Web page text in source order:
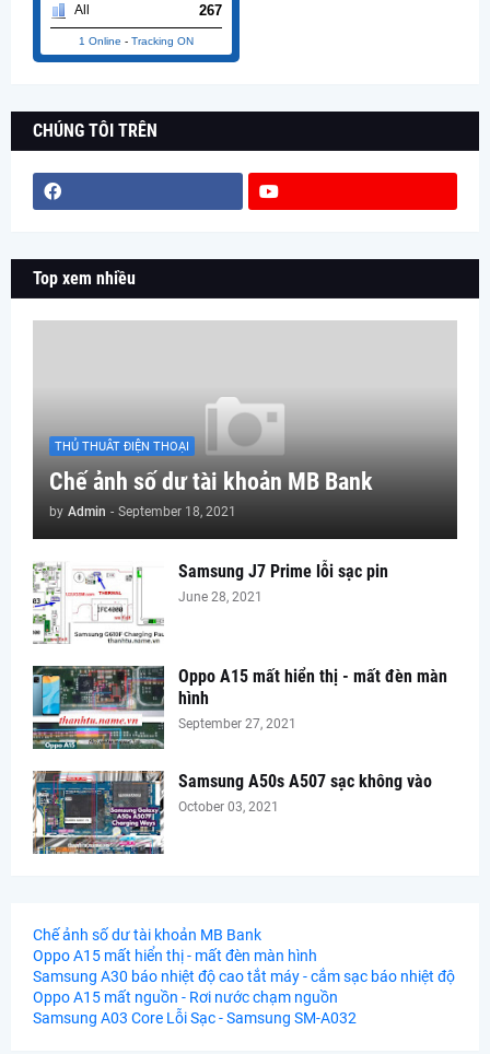
All 267
1 Online - Tracking ON
CHÚNG TÔI TRÊN
Top xem nhiều
THỦ THUÂT ĐIỆN THOẠI
Chế ảnh số dư tài khoản MB Bank
by Admin - September 18, 2021
Samsung J7 Prime lỗi sạc pin
June 28, 2021
Oppo A15 mất hiển thị - mất đèn màn
hình
September 27, 2021
Samsung A50s A507 sạc không vào
October 03, 2021
Chế ảnh số dư tài khoản MB Bank
Oppo A15 mất hiển thị - mất đèn màn hình
Samsung A30 báo nhiệt độ cao tắt máy - cắm sạc báo nhiệt độ
Oppo A15 mất nguồn - Rơi nước chạm nguồn
Samsung A03 Core Lỗi Sạc - Samsung SM-A032